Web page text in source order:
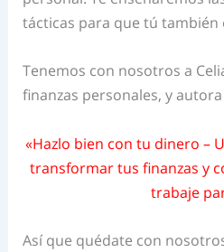
tácticas para que tú
Tenemos con nosotros a
finanzas personales, y
«Hazlo bien con tu dinero –
transformar tus finanzas y
trabaje
Así que quédate con